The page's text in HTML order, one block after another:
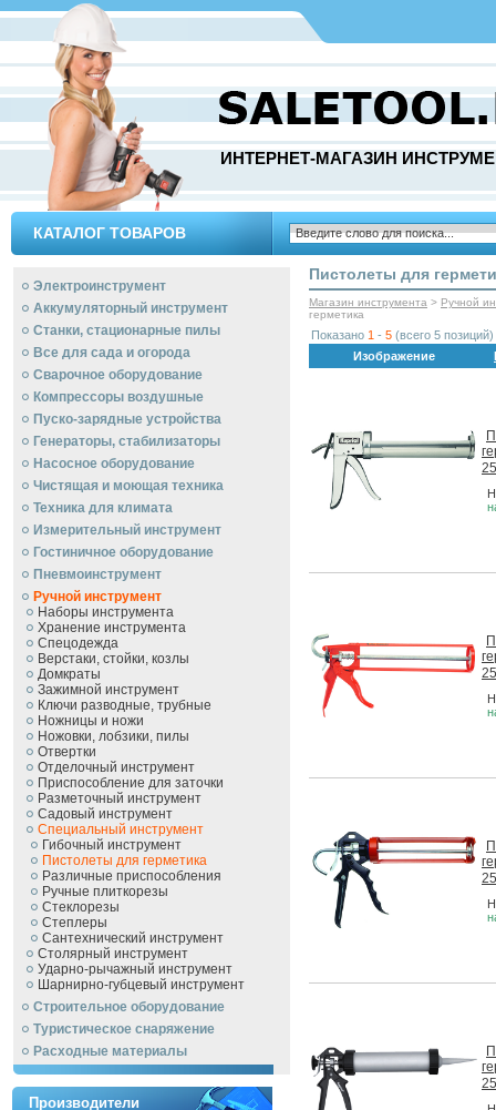
ИНТЕРНЕТ-МАГАЗИН
КАТАЛОГ ТОВАРОВ
Электроинструмент
Аккумуляторный инструмент
Станки, стационарные пилы
Все для сада и огорода
Сварочное оборудование
Компрессоры воздушные
Пуско-зарядные устройства
Генераторы, стабилизаторы
Насосное оборудование
Чистящая и моющая техника
Техника для климата
Измерительный инструмент
Гостиничное оборудование
Пневмоинструмент
Ручной инcтрумент
Наборы инструмента
Хранение инструмента
Спецодежда
Верстаки, стойки, козлы
Домкраты
Зажимной инструмент
Ключи разводные, трубные
Ножницы и ножи
Ножовки, лобзики, пилы
Отвертки
Отделочный инструмент
Приспособление для заточки
Разметочный инструмент
Садовый инструмент
Специальный инструмент
Гибочный инструмент
Пистолеты для герметика
Различные приспособления
Ручные плиткорезы
Стеклорезы
Степлеры
Сантехнический инструмент
Столярный инструмент
Ударно-рычажный инструмент
Шарнирно-губцевый инструмент
Строительное оборудование
Туристическое снаряжение
Расходные материалы
Производители
Пистолеты для
Магазин инструмента > Ручной
герметика
Показано 1 - 5 (всего 5 позиций)
Изображение